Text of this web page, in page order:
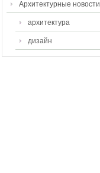
Архитектурные новости
архитектура
дизайн